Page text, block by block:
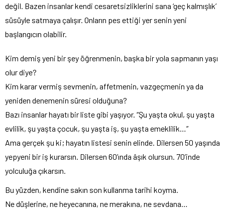
değil. Bazen insanlar kendi cesaretsizliklerini sana ‘geç kalmışlık’
süsüyle satmaya çalışır. Onların pes ettiği yer senin yeni
başlangıcın olabilir.
Kim demiş yeni bir şey öğrenmenin, başka bir yola sapmanın yaşı
olur diye?
Kim karar vermiş sevmenin, affetmenin, vazgeçmenin ya da
yeniden denemenin süresi olduğuna?
Bazı insanlar hayatı bir liste gibi yaşıyor. “Şu yaşta okul, şu yaşta
evlilik, şu yaşta çocuk, şu yaşta iş, şu yaşta emeklilik…”
Ama gerçek şu ki; hayatın listesi senin elinde. Dilersen 50 yaşında
yepyeni bir iş kurarsın. Dilersen 60’ında âşık olursun. 70’inde
yolculuğa çıkarsın.
Bu yüzden, kendine sakın son kullanma tarihi koyma.
Ne düşlerine, ne heyecanına, ne merakına, ne sevdana…